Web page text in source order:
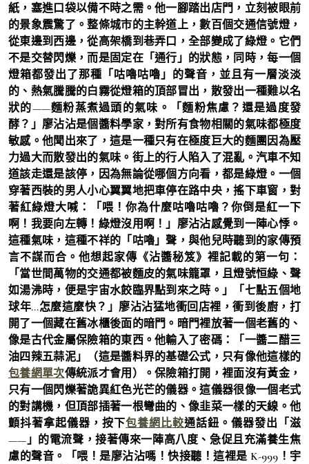
紙，塞進口袋以備不時之需。他一腳踏出店門，立刻被眼前
的景象震驚了。整條城市的主幹道上，數百個交通信號燈，
從東邊到西邊，從高架橋到巷弄口，全部變成了綠燈。它們
不是交替閃爍，而是固定在「通行」的狀態，同時，每一個
燈箱都發出了那種「咕嚕咕嚕」的聲音，並且有一層淡淡
的、熱氣騰騰的白霧從燈箱的頂部冒出，散發出一種難以名
狀的——麵粉蒸煮過頭的氣味。「麵粉焦慮？還是過度發
酵？」廖沾沾是個醬料學家，對所有食物相關的氣味都極度
敏感。他聞出來了，這是一種只有在極度巨大的麵團因為壓
力過大而散發出的氣味。街上的行人陷入了混亂。汽車不知
道該走還是該停，因為無論從哪個方向看，都是綠燈。一個
穿著西裝的男人小心翼翼地把車停在路中央，搖下車窗，對
著紅綠燈大喊：「喂！你為什麼咕嚕咕嚕？你倒是紅一下
啊！我要向左轉！綠燈沒用啊！」廖沾沾感覺到一陣心悸。
這種氣味，這種不祥的「咕嚕」聲，與他兒時聽到的家傳預
言不謀而合。他想起家傳《沾醬秘笈》裡記載的第一句：
「當世間萬物的交通都被麵皮的氣味籠罩，且燈號恒綠、聲
如湯沸時，便是宇宙水餃臨界點到來之時。」「七點五個地
球年…怎麼這麼快？」廖沾沾猛地衝回店裡，衝到後廚，打
開了一個藏在舊冰櫃後面的暗門。暗門裡放著一個老舊的、
像是古代金屬保險箱的東西。他輸入了密碼：「一醬二醋三
油四辣五蒜泥」（這是醬料界的基礎公式，只有像他這樣的
包養網單次傳統派才會用）。保險箱打開，裡面沒有黃金，
只有一個閃爍著詭異紅色光芒的儀器。這儀器很像一個老式
的對講機，但頂部插著一根彎曲的、像韭菜一樣的天線。他
顫抖著拿起儀器，按下包養網比較通話鈕。儀器發出「滋
——」的電流聲，接著傳來一陣高八度、急促且充滿養生焦
慮的聲音。「喂！是廖沾沾嗎！快接聽！這裡是 K-999！宇